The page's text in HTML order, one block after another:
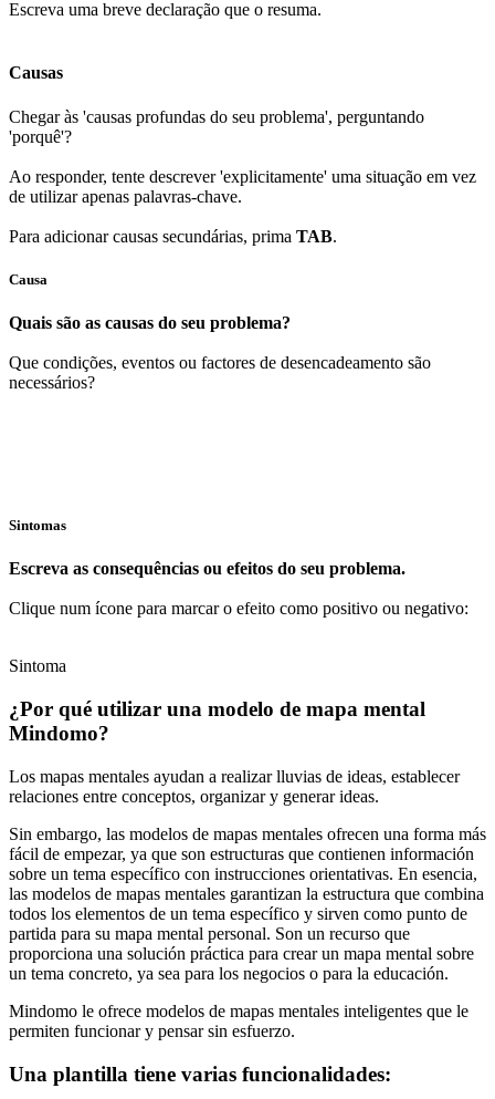
Escreva uma breve declaração que o resuma.
Causas
Chegar às 'causas profundas do seu problema', perguntando
'porquê'?
Ao responder, tente descrever 'explicitamente' uma situação em vez
de utilizar apenas palavras-chave.
Para adicionar causas secundárias, prima TAB.
Causa
Quais são as causas do seu problema?
Que condições, eventos ou factores de desencadeamento são
necessários?
Sintomas
Escreva as consequências ou efeitos do seu problema.
Clique num ícone para marcar o efeito como positivo ou negativo:
Sintoma
¿Por qué utilizar una modelo de mapa mental
Mindomo?
Los mapas mentales ayudan a realizar lluvias de ideas, establecer
relaciones entre conceptos, organizar y generar ideas.
Sin embargo, las modelos de mapas mentales ofrecen una forma más
fácil de empezar, ya que son estructuras que contienen información
sobre un tema específico con instrucciones orientativas. En esencia,
las modelos de mapas mentales garantizan la estructura que combina
todos los elementos de un tema específico y sirven como punto de
partida para su mapa mental personal. Son un recurso que
proporciona una solución práctica para crear un mapa mental sobre
un tema concreto, ya sea para los negocios o para la educación.
Mindomo le ofrece modelos de mapas mentales inteligentes que le
permiten funcionar y pensar sin esfuerzo.
Una plantilla tiene varias funcionalidades: